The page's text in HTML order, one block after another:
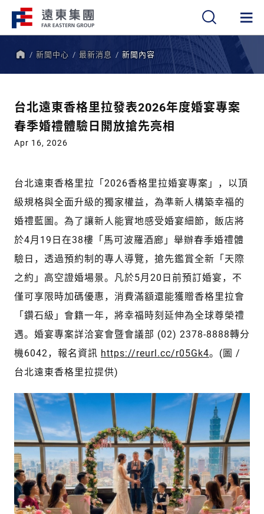
新聞中心 最新消息 新聞內容
台北遠東香格里拉發表2026年度婚宴專案
春季婚禮體驗日開放搶先亮相
Apr 16, 2026
台北遠東香格里拉「2026香格里拉婚宴專案」，以頂
級規格與全面升級的獨家權益，為準新人構築幸福的
婚禮藍圖。為了讓新人能實地感受婚宴細節，飯店將
於4月19日在38樓「馬可波羅酒廊」舉辦春季婚禮體
驗日，透過預約制的專人導覽，搶先鑑賞全新「天際
之約」高空證婚場景。凡於5月20日前預訂婚宴，不
僅可享限時加碼優惠，消費滿額還能獲贈香格里拉會
「鑽石級」會籍一年，將幸福時刻延伸為全球尊榮禮
遇。婚宴專案詳洽宴會暨會議部 (02) 2378-8888轉分
機6042，報名資訊 https://reurl.cc/r05Gk4。(圖 /
台北遠東香格里拉提供)